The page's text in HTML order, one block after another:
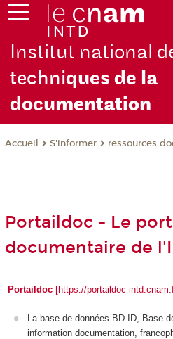
Institut national
techniques de la
documentation
Accueil S'informer ressources
Portaildoc - Le
documentaire de
Portaildoc [https://portaildoc-
La base de données BD-ID,
Base
information documentation,